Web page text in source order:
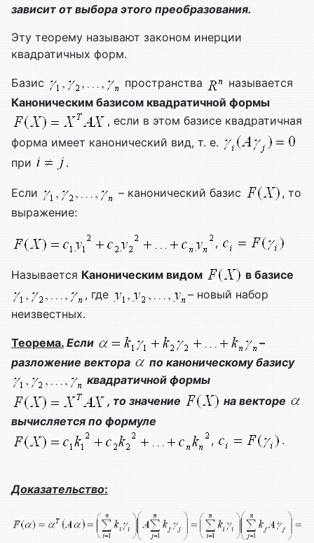
зависит от выбора этого преобразования.
Эту теорему называют законом инерции
квадратичных форм.
Базис пространства
называется
Каноническим базисом квадратичной формы
, если в этом базисе квадратичная
форма имеет канонический вид, т. е.
при
.
Если – канонический базис
, то
выражение:
,
Называется Каноническим видом
в базисе
, где
– новый набор
неизвестных.
Теорема. Если
–
разложение вектора
по каноническому базису
квадратичной формы
, то значение
на векторе
вычисляется по формуле
,
.
Доказательство: